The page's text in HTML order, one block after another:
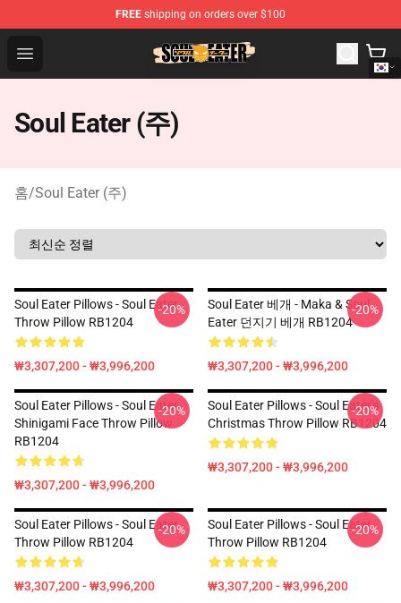
FREE shipping on orders over $100
Open menu
Soul Eater Store - Official Soul Eater Merchandise Shop
Soul Eater (주)
홈/Soul Eater (주)
Soul Eater Pillows - Soul Eater
Throw Pillow RB1204
₩3,307,200 - ₩3,996,200
-20%
Soul Eater 베개 - Maka & Soul
Eater 던지기 베개 RB1204
₩3,307,200 - ₩3,996,200
-20%
Soul Eater Pillows - Soul Eater
Shinigami Face Throw Pillow
RB1204
₩3,307,200 - ₩3,996,200
-20%
Soul Eater Pillows - Soul Eater's
Christmas Throw Pillow RB1204
₩3,307,200 - ₩3,996,200
-20%
Soul Eater Pillows - Soul Eater
Throw Pillow RB1204
₩3,307,200 - ₩3,996,200
-20%
Soul Eater Pillows - Soul Eater
Throw Pillow RB1204
₩3,307,200 - ₩3,996,200
-20%